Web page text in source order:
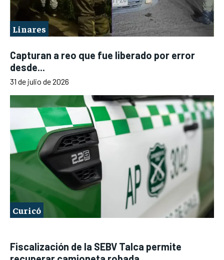
Linares
Capturan a reo que fue liberado por error
desde...
31 de julio de 2026
Curicó
Fiscalización de la SEBV Talca permite